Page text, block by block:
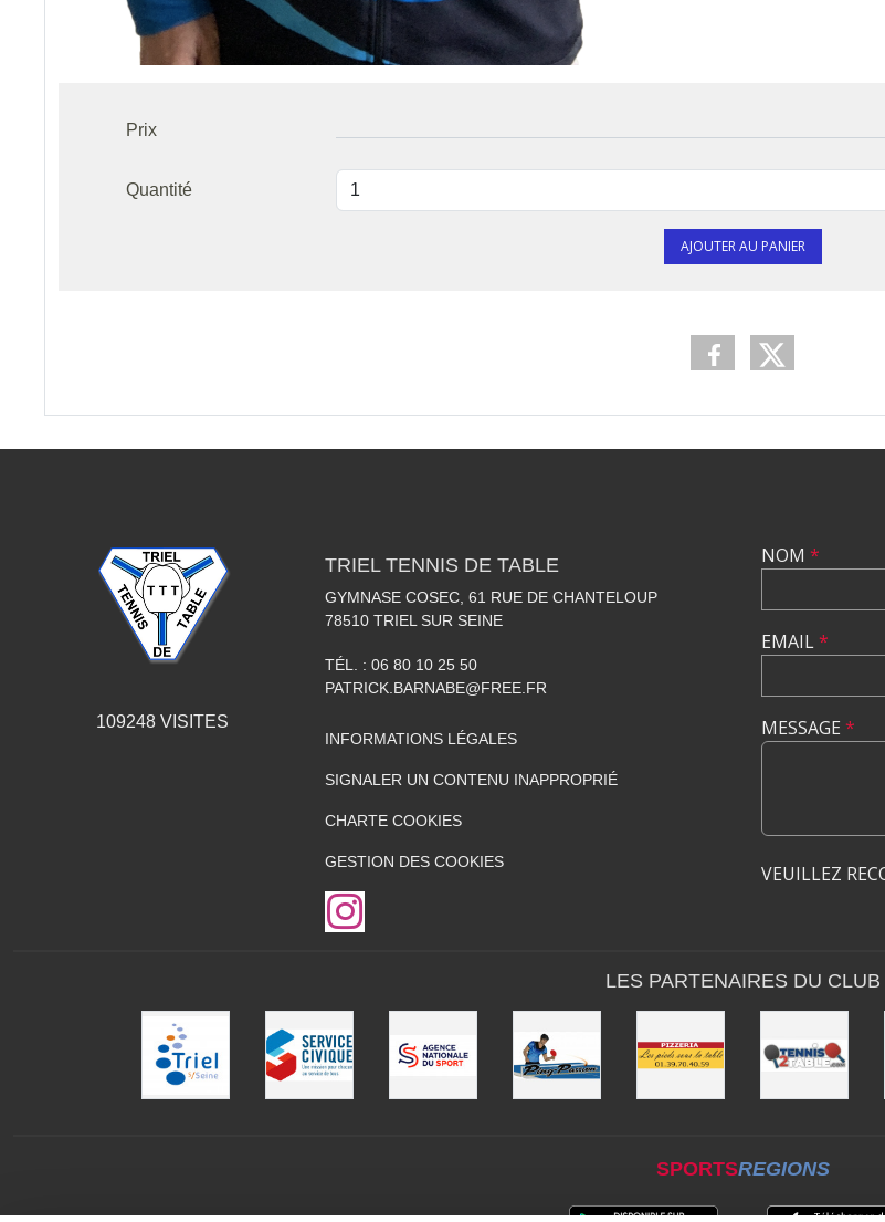
Prix
Quantité
AJOUTER AU PANIER
109248 VISITES
TRIEL TENNIS DE TABLE
GYMNASE COSEC, 61 RUE DE CHANTELOUP
78510 TRIEL SUR SEINE
TÉL. : 06 80 10 25 50
PATRICK.BARNABE@FREE.FR
INFORMATIONS LÉGALES
SIGNALER UN CONTENU INAPPROPRIÉ
CHARTE COOKIES
GESTION DES COOKIES
NOM *
EMAIL*
MESSAGE *
VEUILLEZ
LES PARTENAIRES DU CLUB
SPORTSREGIONS